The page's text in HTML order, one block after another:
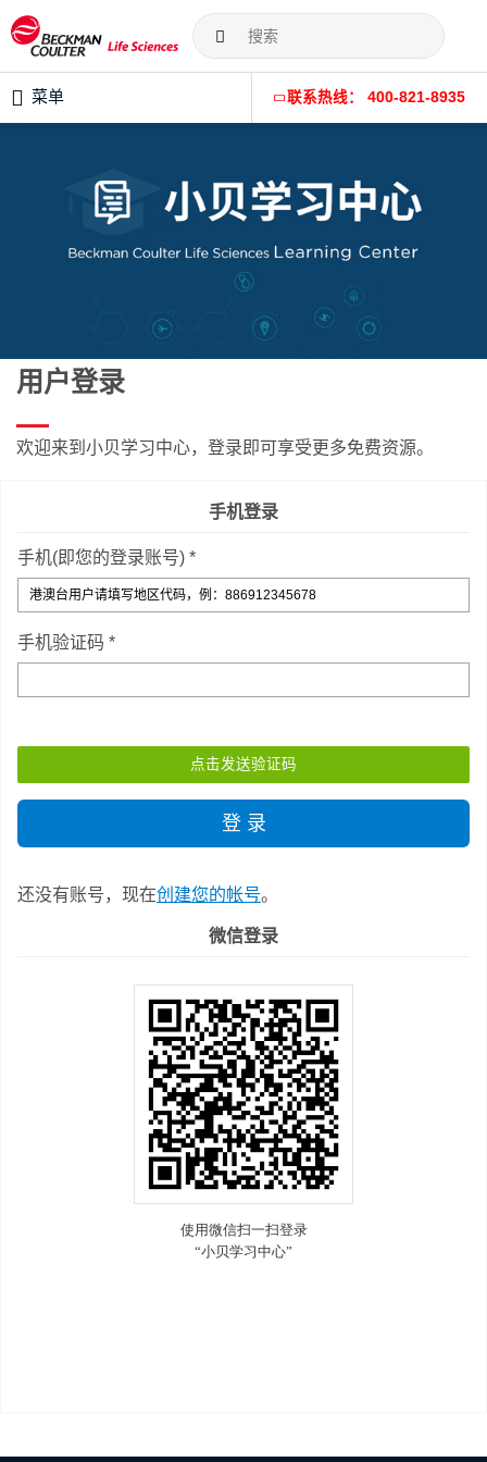
菜单 联系热线： 400-821-8935
用户登录
欢迎来到小贝学习中心，登录即可享受更多免费资源。
手机登录
手机(即您的登录账号) *
手机验证码 *
还没有账号，现在创建您的帐号。
微信登录